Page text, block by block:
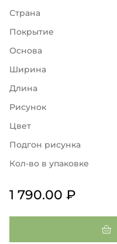
Страна
Покрытие
Основа
Ширина
Длина
Рисунок
Цвет
Подгон рисунка
Кол-во в упаковке
1 790.00 ₽